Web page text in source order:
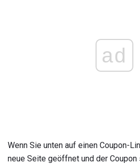
ad
Wenn Sie unten auf einen Coupon-
neue Seite geöffnet und der